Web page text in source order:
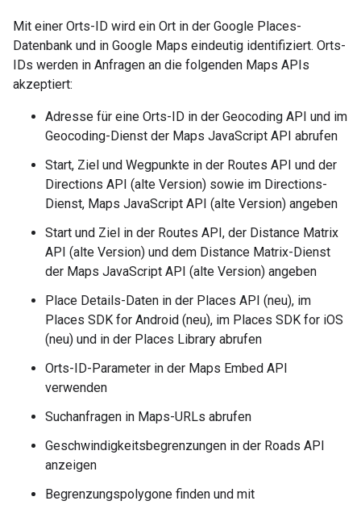
Mit einer Orts-ID wird ein Ort in der Google Places-
Datenbank und in Google Maps eindeutig identifiziert. Orts-
IDs werden in Anfragen an die folgenden Maps APIs
akzeptiert:
Adresse für eine Orts-ID in der Geocoding API und im
Geocoding-Dienst der Maps JavaScript API abrufen
Start, Ziel und Wegpunkte in der Routes API und der
Directions API (alte Version) sowie im Directions-
Dienst, Maps JavaScript API (alte Version) angeben
Start und Ziel in der Routes API, der Distance Matrix
API (alte Version) und dem Distance Matrix-Dienst
der Maps JavaScript API (alte Version) angeben
Place Details-Daten in der Places API (neu), im
Places SDK for Android (neu), im Places SDK for iOS
(neu) und in der Places Library abrufen
Orts-ID-Parameter in der Maps Embed API
verwenden
Suchanfragen in Maps-URLs abrufen
Geschwindigkeitsbegrenzungen in der Roads API
anzeigen
Begrenzungspolygone finden und mit